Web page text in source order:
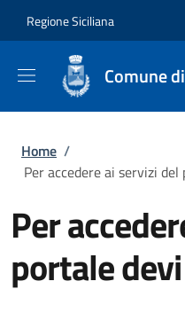
Regione Siciliana
Comune
Briciole di pane
Home /
Per accedere ai servizi
Per
portale